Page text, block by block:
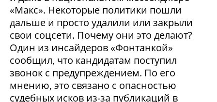
«Макс». Некоторые политики пошли
дальше и просто удалили или закрыли
свои соцсети. Почему они это делают?
Один из инсайдеров «Фонтанкой»
сообщил, что кандидатам поступил
звонок с предупреждением. По его
мнению, это связано с опасностью
судебных исков из-за публикаций в